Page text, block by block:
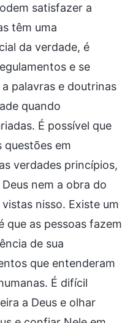
satisfazer a
têm uma
da verdade, é
e se
palavras e doutrinas
quando
É possível que
questões em
verdades princípios,
nem a obra do
nisso. Existe um
que as pessoas fazem
de sua
que entenderam
É difícil
a Deus e olhar